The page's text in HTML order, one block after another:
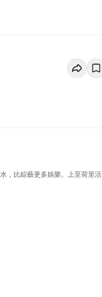
，比綜藝更多娛樂。上至荷里活